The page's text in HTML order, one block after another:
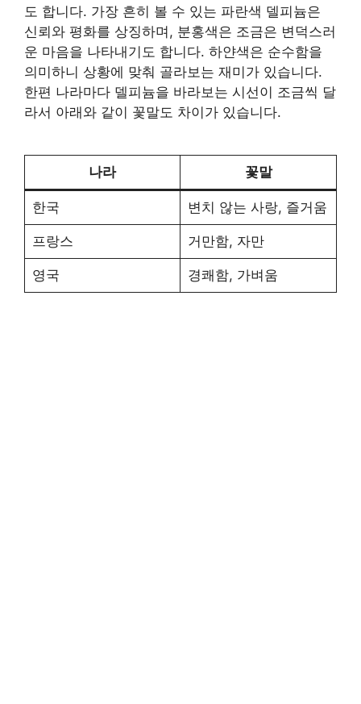
도 합니다. 가장 흔히 볼 수 있는 파란색 델피늄은
신뢰와 평화를 상징하며, 분홍색은 조금은 변덕스러
운 마음을 나타내기도 합니다. 하얀색은 순수함을
의미하니 상황에 맞춰 골라보는 재미가 있습니다.
한편 나라마다 델피늄을 바라보는 시선이 조금씩 달
라서 아래와 같이 꽃말도 차이가 있습니다.
나라 꽃말
한국 변치 않는 사랑, 즐거움
프랑스 거만함, 자만
영국 경쾌함, 가벼움